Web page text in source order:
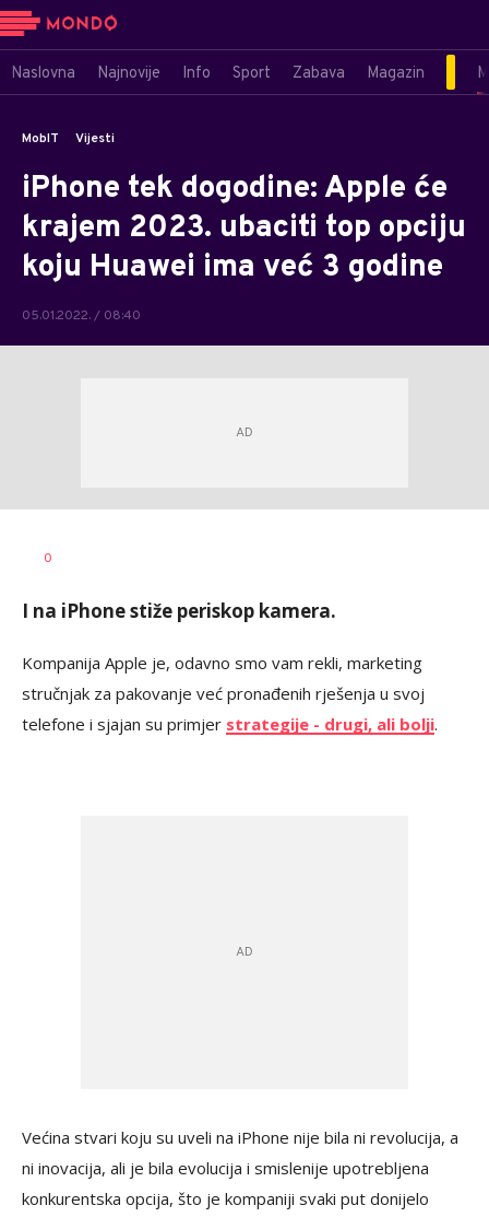
Naslovna Najnovije Info Sport Zabava Magazin
MobIT Vijesti
iPhone tek dogodine: Apple će
krajem 2023. ubaciti top opciju
koju Huawei ima već 3 godine
05.01.2022. / 08:40
AUTOR
0
I na iPhone stiže periskop kamera.
Kompanija Apple je, odavno smo vam rekli, marketing
stručnjak za pakovanje već pronađenih rješenja u svoj
telefone i sjajan su primjer strategije - drugi, ali bolji.
Većina stvari koju su uveli na iPhone nije bila ni revolucija, a
ni inovacija, ali je bila evolucija i smislenije upotrebljena
konkurentska opcija, što je kompaniji svaki put donijelo